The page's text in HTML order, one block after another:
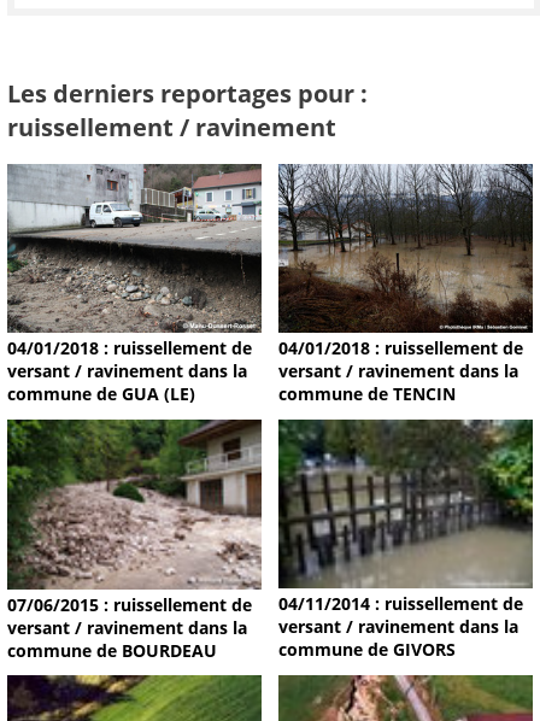
Les derniers reportages pour :
ruissellement / ravinement
04/01/2018 : ruissellement de
versant / ravinement dans la
commune de GUA (LE)
04/01/2018 : ruissellement de
versant / ravinement dans la
commune de TENCIN
07/06/2015 : ruissellement de
versant / ravinement dans la
commune de BOURDEAU
04/11/2014 : ruissellement de
versant / ravinement dans la
commune de GIVORS